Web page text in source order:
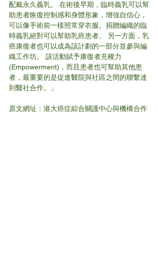
配戴永久義乳。 在術後早期，臨時義乳可以幫
助患者恢復控制感和身體形象，增強自信心，
可以像手術前一樣照常穿衣服。捐贈編織的臨
時義乳絕對可以幫助乳癌患者。 另一方面，乳
癌康復者也可以成為該計劃的一部分並參與編
織工作坊。 該活動賦予康復者充權力
(Empowerment)，而且患者也可幫助其他患
者，最重要的是促進醫院與社區之間的聯繫達
到醫社合作。」
原文網址：港大癌症綜合關護中心與機構合作